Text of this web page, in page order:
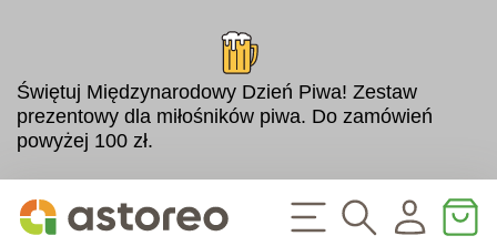
Świętuj Międzynarodowy Dzień Piwa! Zestaw
prezentowy dla miłośników piwa. Do zamówień
powyżej 100 zł.